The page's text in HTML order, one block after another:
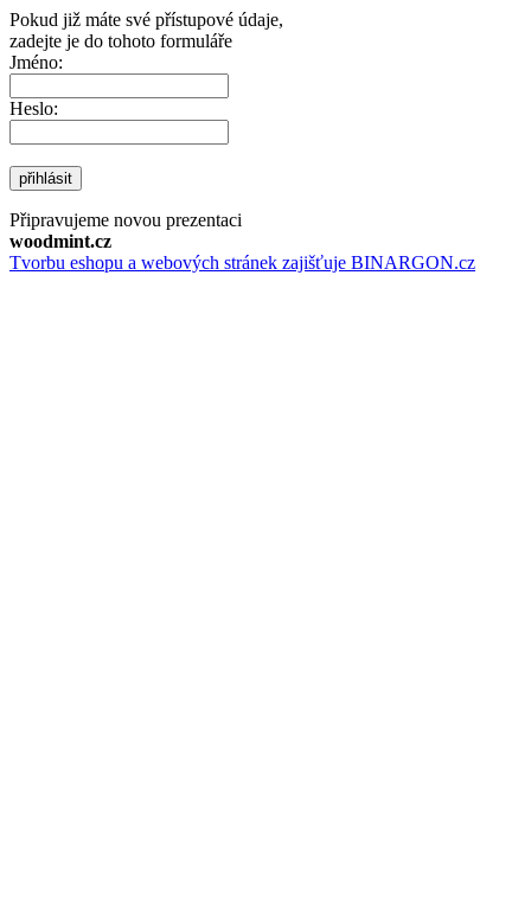
Pokud již máte své přístupové údaje,
zadejte je do tohoto formuláře
Jméno:
Heslo:
přihlásit
Připravujeme novou prezentaci
woodmint.cz
Tvorbu eshopu a webových stránek zajišťuje BINARGON.cz